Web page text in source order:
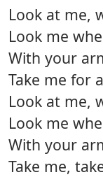
Look at me,
Look me
With your
Take me for
Look at me,
Look me
With your
Take me,